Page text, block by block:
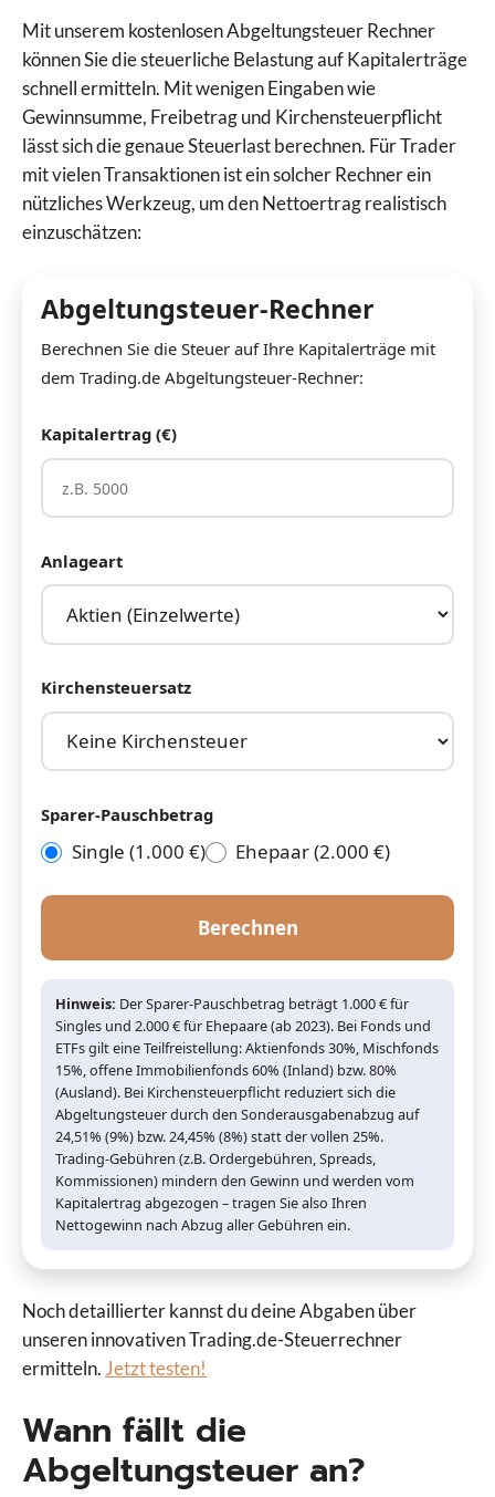
Mit unserem kostenlosen Abgeltungsteuer Rechner
können Sie die steuerliche Belastung auf Kapitalerträge
schnell ermitteln. Mit wenigen Eingaben wie
Gewinnsumme, Freibetrag und Kirchensteuerpflicht
lässt sich die genaue Steuerlast berechnen. Für Trader
mit vielen Transaktionen ist ein solcher Rechner ein
nützliches Werkzeug, um den Nettoertrag realistisch
einzuschätzen:
Abgeltungsteuer-Rechner
Berechnen Sie die Steuer auf Ihre Kapitalerträge mit
dem Trading.de Abgeltungsteuer-Rechner:
Kapitalertrag (€)
Anlageart
Kirchensteuersatz
Sparer-Pauschbetrag
Single (1.000 €) Ehepaar (2.000 €)
Berechnen
Hinweis: Der Sparer-Pauschbetrag beträgt 1.000 € für
Singles und 2.000 € für Ehepaare (ab 2023). Bei Fonds und
ETFs gilt eine Teilfreistellung: Aktienfonds 30%, Mischfonds
15%, offene Immobilienfonds 60% (Inland) bzw. 80%
(Ausland). Bei Kirchensteuerpflicht reduziert sich die
Abgeltungsteuer durch den Sonderausgabenabzug auf
24,51% (9%) bzw. 24,45% (8%) statt der vollen 25%.
Trading-Gebühren (z.B. Ordergebühren, Spreads,
Kommissionen) mindern den Gewinn und werden vom
Kapitalertrag abgezogen – tragen Sie also Ihren
Nettogewinn nach Abzug aller Gebühren ein.
Noch detaillierter kannst du deine Abgaben über
unseren innovativen Trading.de-Steuerrechner
ermitteln.Jetzt testen!
Wann fällt die
Abgeltungsteuer an?